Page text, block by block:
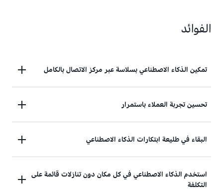
الفوائد
تمكين الذكاء الاصطناعي بسلاسة عبر مركز الاتصال بالكامل
بنقرة واحدة، قم بتمكين الذكاء الاصطناعي الأصلي عبر
تحسين تجربة العملاء باستمرار
تتيح التحليلات العميقة والشاملة لكل تفاعل التحسين
البقاء في طليعة ابتكارات الذكاء الاصطناعي
يمكنك حماية مركز الاتصال من المستقبل من خلال
الوصول إلى تحديثات الذكاء الاصطناعي المستمرة. كما
استخدم الذكاء الاصطناعي في كل مكان دون تنازلات قائمة على
التكلفة